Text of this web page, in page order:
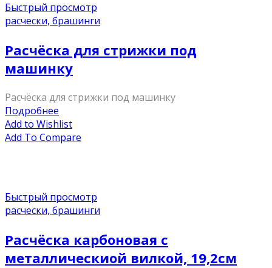
Быстрый просмотр
расчески, брашинги
Расчёска для стрижки под
машинку
Расчёска для стрижки под машинку
Подробнее
Add to Wishlist
Add To Compare
Быстрый просмотр
расчески, брашинги
Расчёска карбоновая с
металлическиой вилкой, 19,2см